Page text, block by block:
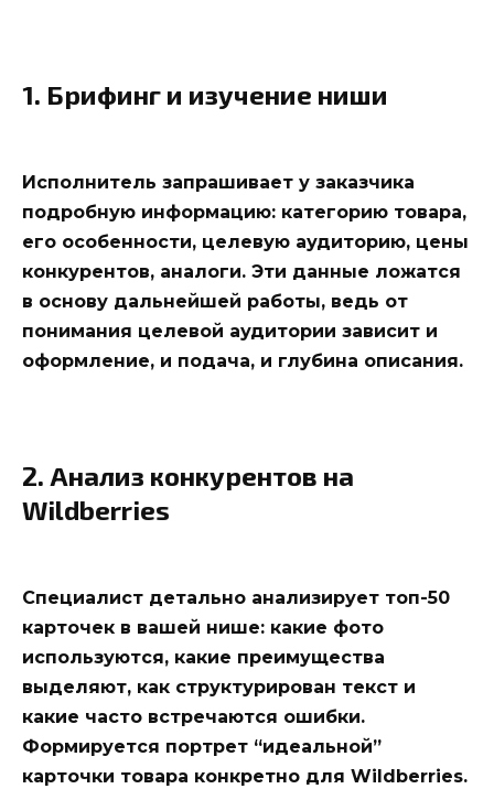
1. Брифинг и изучение ниши
Исполнитель запрашивает у заказчика
подробную информацию: категорию товара,
его особенности, целевую аудиторию, цены
конкурентов, аналоги. Эти данные ложатся
в основу дальнейшей работы, ведь от
понимания целевой аудитории зависит и
оформление, и подача, и глубина описания.
2. Анализ конкурентов на
Wildberries
Специалист детально анализирует топ-50
карточек в вашей нише: какие фото
используются, какие преимущества
выделяют, как структурирован текст и
какие часто встречаются ошибки.
Формируется портрет “идеальной”
карточки товара конкретно для Wildberries.